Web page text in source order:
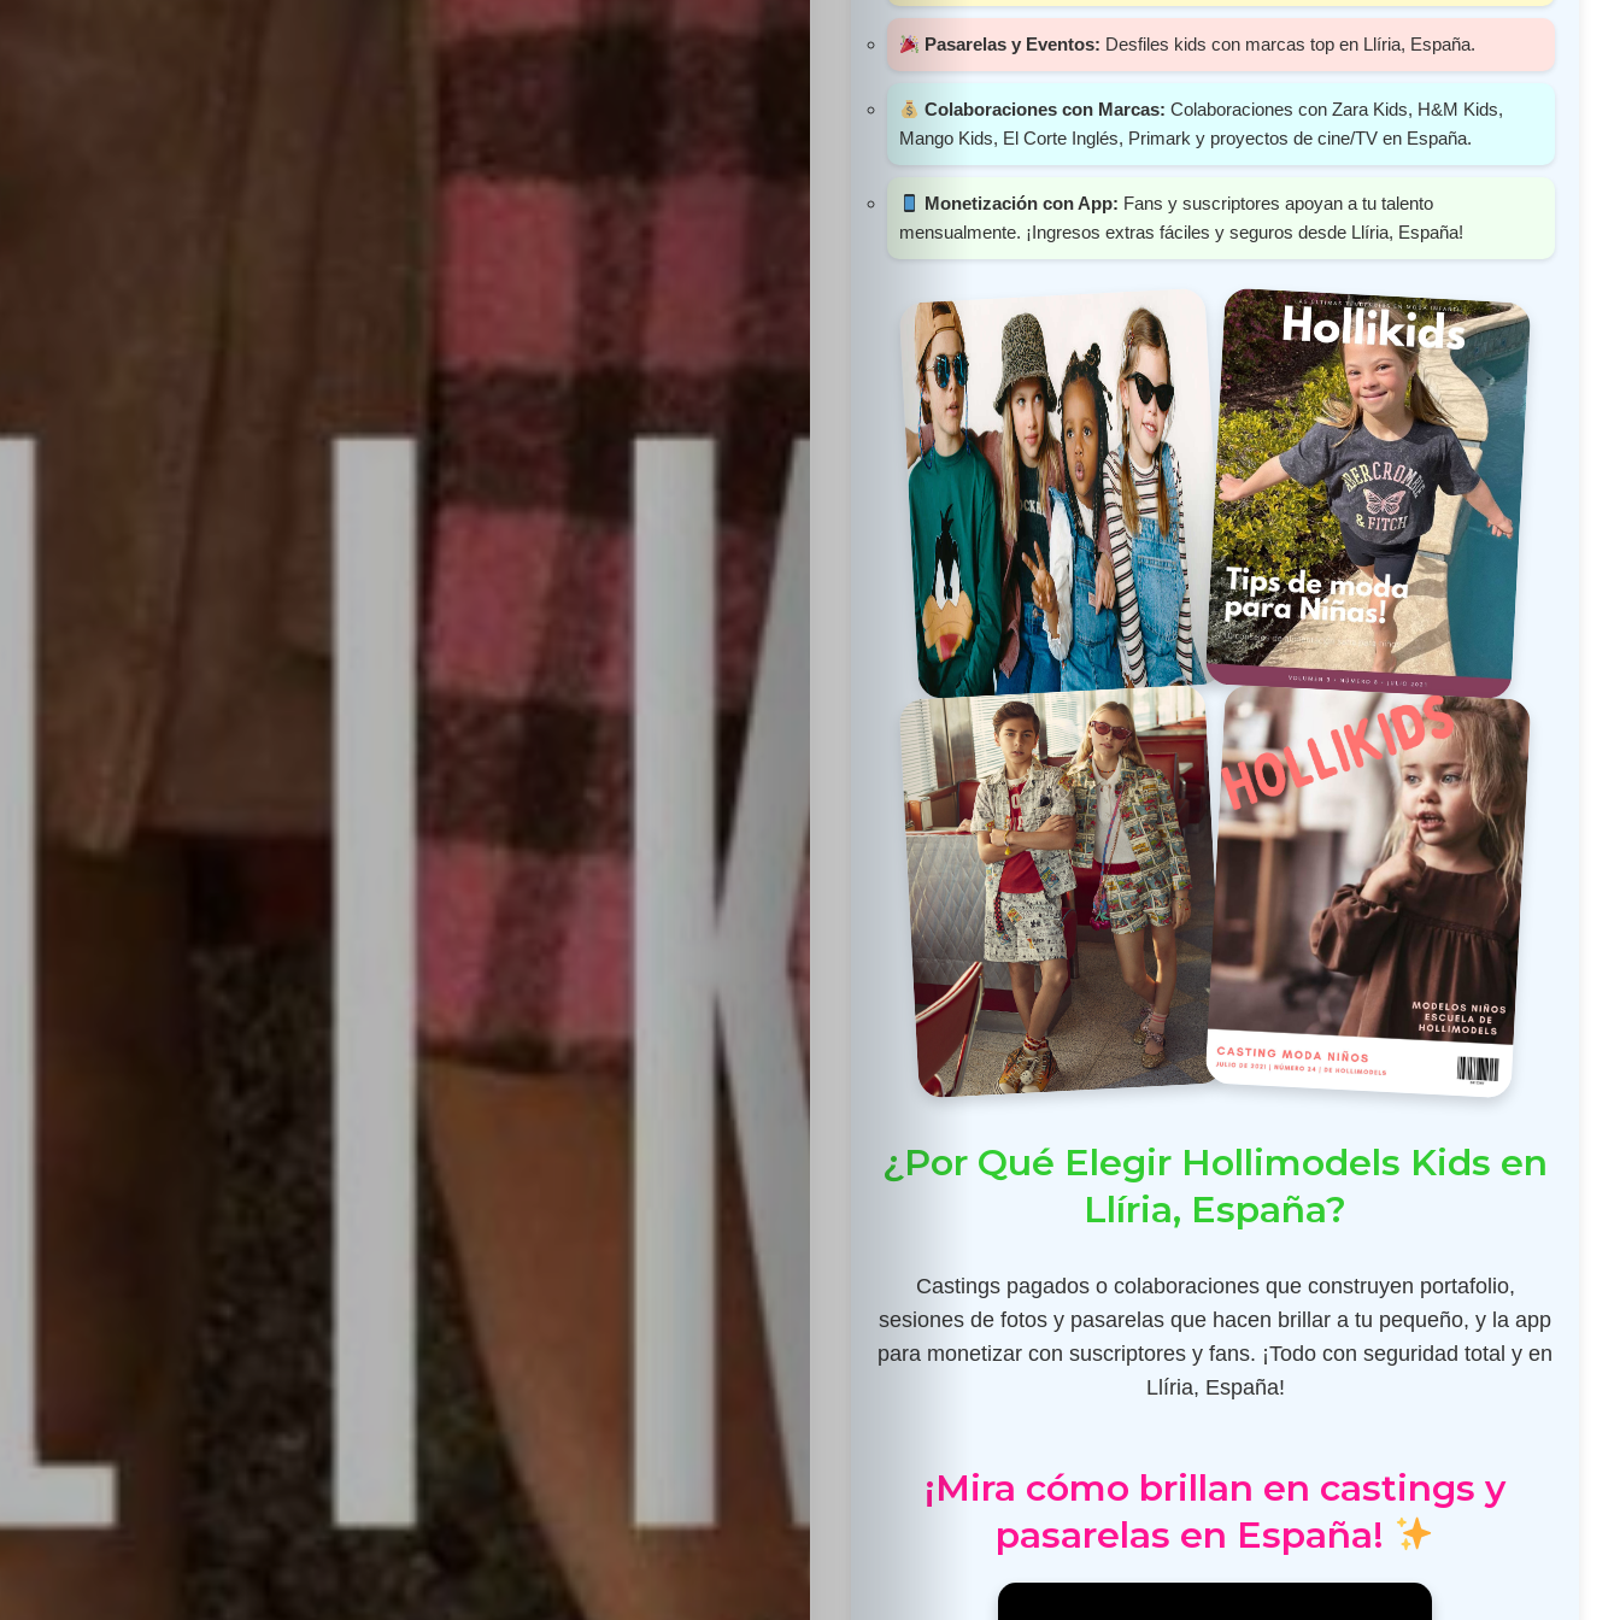
Sabritas
Casting
HolliKids
Contacto
Pasarelas y Eventos: Desfiles kids con marcas top en Llíria, España.
Colaboraciones con Marcas: Colaboraciones con Zara Kids, H&M Kids,
Mango Kids, El Corte Inglés, Primark y proyectos de cine/TV en España.
Monetización con App: Fans y suscriptores apoyan a tu talento
mensualmente. ¡Ingresos extras fáciles y seguros desde Llíria, España!
¿Por Qué Elegir Hollimodels Kids en
Llíria, España?
Castings pagados o colaboraciones que construyen portafolio,
sesiones de fotos y pasarelas que hacen brillar a tu pequeño, y la app
para monetizar con suscriptores y fans. ¡Todo con seguridad total y en
Llíria, España!
¡Mira cómo brillan en castings y
pasarelas en España!